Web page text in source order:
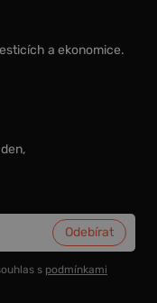
a ekonomice.
s podmínkami